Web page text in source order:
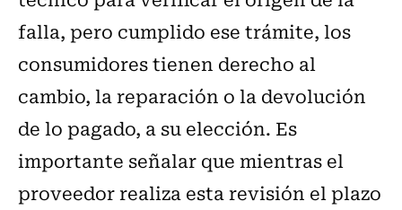
falla, pero cumplido ese trámite, los
consumidores tienen derecho al
cambio, la reparación o la devolución
de lo pagado, a su elección. Es
importante señalar que mientras el
proveedor realiza esta revisión el plazo